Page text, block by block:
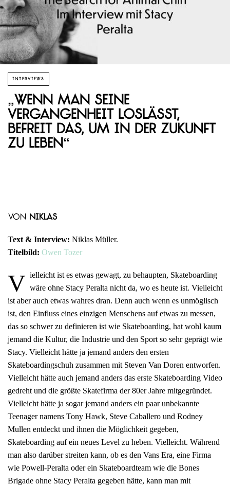
INTERVIEWS
„Wenn man seine
Vergangenheit loslässt,
befreit das, um in der Zukunft
zu leben“
von Niklas
Text & Interview: Niklas Müller.
Titelbild: Owen Tozer
V ielleicht ist es etwas gewagt, zu behaupten, Skateboarding
wäre ohne Stacy Peralta nicht da, wo es heute ist. Vielleicht
ist aber auch etwas wahres dran. Denn auch wenn es unmöglisch
ist, den Einfluss eines einzigen Menschens auf etwas zu messen,
das so schwer zu definieren ist wie Skateboarding, hat wohl kaum
jemand die Kultur, die Industrie und den Sport so sehr geprägt wie
Stacy. Vielleicht hätte ja jemand anders den ersten
Skateboardingschuh zusammen mit Steven Van Doren entworfen.
Vielleicht hätte auch jemand anders das erste Skateboarding Video
gedreht und die größte Skatefirma der 80er Jahre mitgegründet.
Vielleicht hätte ja sogar jemand anders ein paar unbekannte
Teenager namens Tony Hawk, Steve Caballero und Rodney
Mullen entdeckt und ihnen die Möglichkeit gegeben,
Skateboarding auf ein neues Level zu heben. Vielleicht. Während
man also darüber streiten kann, ob es den Vans Era, eine Firma
wie Powell-Peralta oder ein Skateboardteam wie die Bones
Brigade ohne Stacy Peralta gegeben hätte, kann man mit